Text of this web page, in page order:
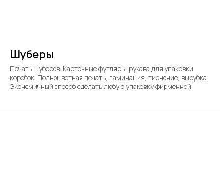
Шуберы
Печать шуберов. Картонные футляры-рукава для упаковки
коробок. Полноцветная печать, ламинация, тиснение, вырубка.
Экономичный способ сделать любую упаковку фирменной.